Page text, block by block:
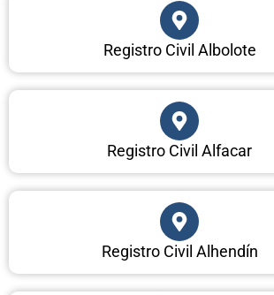
Registro Civil Albolote
Registro Civil Alfacar
Registro Civil Alhendín